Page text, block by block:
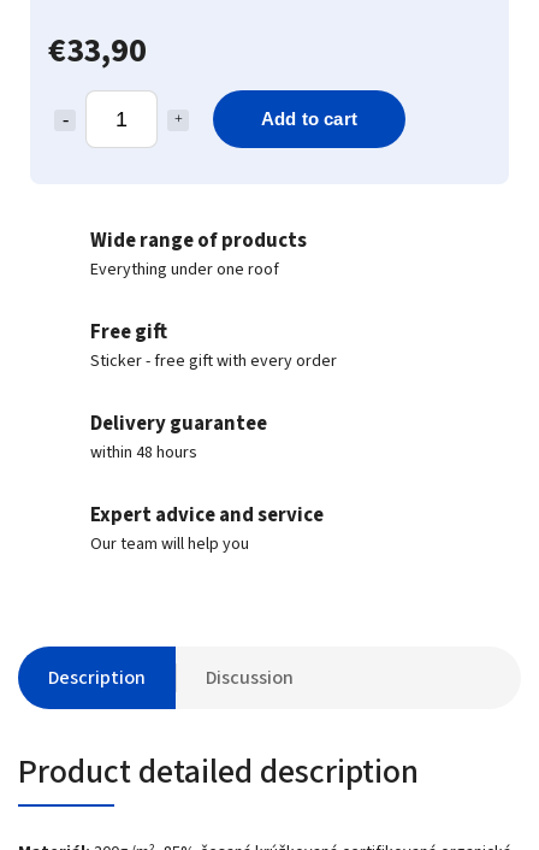
€33,90
Add to cart
Wide range of products
Everything under one roof
Free gift
Sticker - free gift with every order
Delivery guarantee
within 48 hours
Expert advice and service
Our team will help you
Description Discussion
Product detailed description